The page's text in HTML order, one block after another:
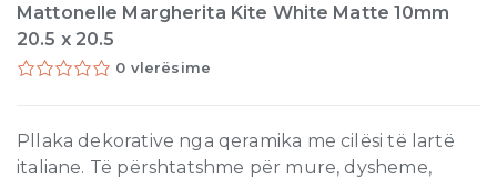
Mattonelle Margherita Kite White Matte 10mm
20.5 x 20.5
0 vlerësime
Pllaka dekorative nga qeramika me cilësi të lartë
italiane. Të përshtatshme për mure, dysheme,